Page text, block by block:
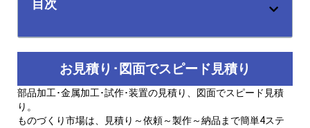
目次
お見積り･図面でスピード見積り
部品加工･金属加工･試作･装置の見積り、図面でスピード見積
り。
ものづくり市場は、見積り～依頼～製作～納品まで簡単4ステ